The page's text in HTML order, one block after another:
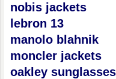
nobis jackets
lebron 13
manolo blahnik
moncler jackets
oakley sunglasses